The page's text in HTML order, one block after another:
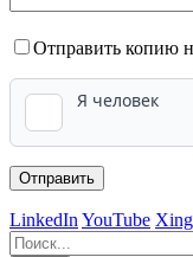
Отправить копию
LinkedIn YouTube Xing